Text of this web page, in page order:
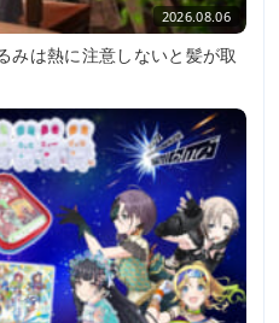
2026.08.06
みは熱に注意しないと髪が取